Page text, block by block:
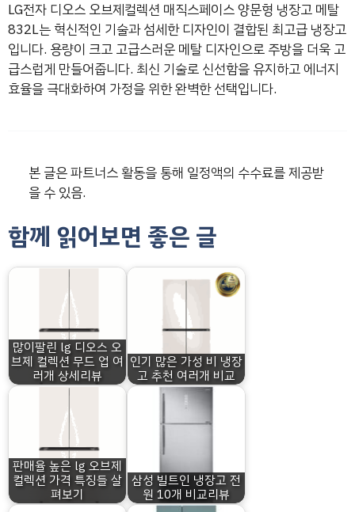
LG전자 디오스 오브제컬렉션 매직스페이스 양문형 냉장고 메탈
832L는 혁신적인 기술과 섬세한 디자인이 결합된 최고급 냉장고
입니다. 용량이 크고 고급스러운 메탈 디자인으로 주방을 더욱 고
급스럽게 만들어줍니다. 최신 기술로 신선함을 유지하고 에너지
효율을 극대화하여 가정을 위한 완벽한 선택입니다.
본 글은 파트너스 활동을 통해 일정액의 수수료를 제공받
을 수 있음.
함께 읽어보면 좋은 글
많이팔린 lg 디오스 오
브제 컬렉션 무드 업 여
러개 상세리뷰
인기 많은 가성 비 냉장
고 추천 여러개 비교
판매율 높은 lg 오브제
컬렉션 가격 특징들 살
펴보기
삼성 빌트인 냉장고 전
원 10개 비교리뷰